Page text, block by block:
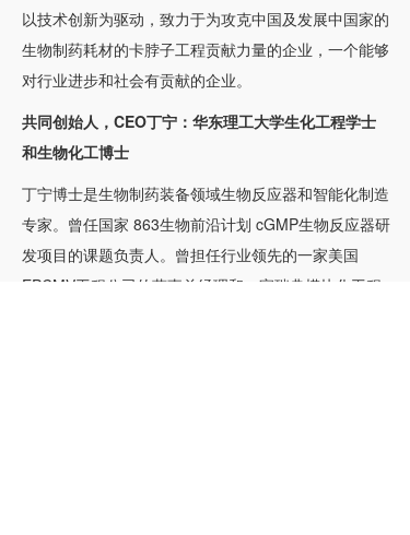
以技术创新为驱动，致力于为攻克中国及发展中国家的
生物制药耗材的卡脖子工程贡献力量的企业，一个能够
对行业进步和社会有贡献的企业。
共同创始人，CEO丁宁：华东理工大学生化工程学士
和生物化工博士
丁宁博士是生物制药装备领域生物反应器和智能化制造
专家。曾任国家 863生物前沿计划 cGMP生物反应器研
发项目的课题负责人。曾担任行业领先的一家美国
EPCMV工程公司的董事总经理和一家瑞典模块化工程